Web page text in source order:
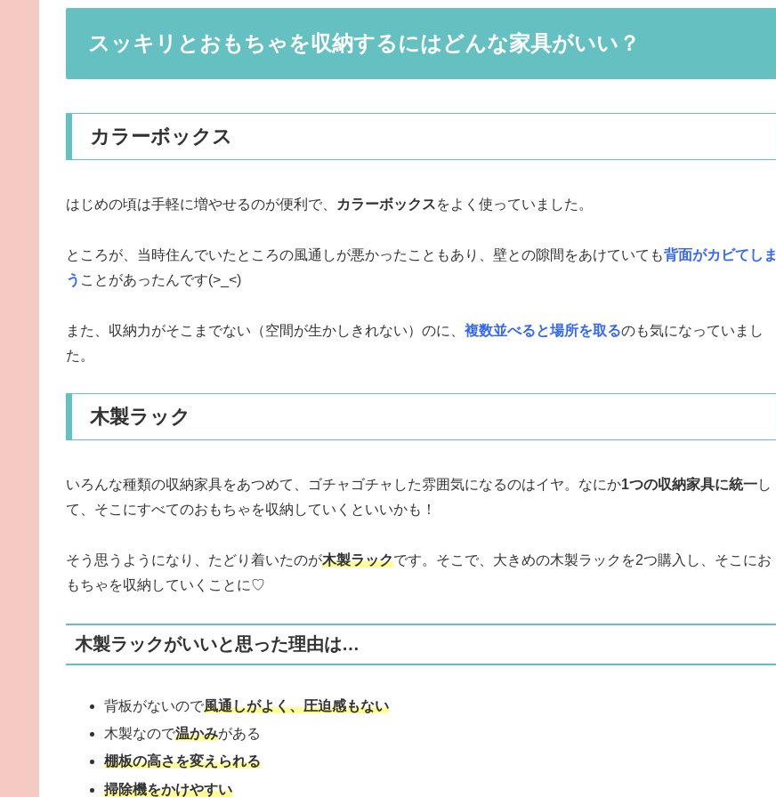
スッキリとおもちゃを収納するにはどんな家具がいい？
カラーボックス
はじめの頃は手軽に増やせるのが便利で、 カラーボックスをよく使っていました。
ところが、当時住んでいたところの風通しが悪かったこともあり、壁との隙間をあけていても背面がカビてしま
う ことがあったんです(>_<)
また、収納力がそこまでない（空間が生かしきれない）のに、 複数並べると場所を取るのも気になっていまし
た。
木製ラック
いろんな種類の収納家具をあつめて、ゴチャゴチャした雰囲気になるのはイヤ。なにか1つの収納家具に統一し
て、そこにすべてのおもちゃを収納していくといいかも！
そう思うようになり、たどり着いたのが木製ラックです。そこで、大きめの木製ラックを2つ購入し、そこにお
もちゃを収納していくことに♡
木製ラックがいいと思った理由は…
背板がないので風通しがよく、圧迫感もない
木製なので温かみがある
棚板の高さを変えられる
掃除機をかけやすい